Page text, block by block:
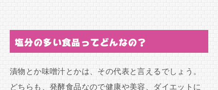
塩分の多い食品ってどんなの？
漬物とか味噌汁とかは、その代表と言えるでしょう。
どちらも、発酵食品なので健康や美容、ダイエットに